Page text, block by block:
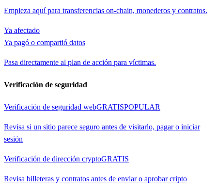
Empieza aquí para transferencias on-chain, monederos y contratos.
Ya afectado
Ya pagó o compartió datos
Pasa directamente al plan de acción para víctimas.
Verificación de seguridad
Verificación de seguridad webGRATISPOPULAR
Revisa si un sitio parece seguro antes de visitarlo, pagar o iniciar
sesión
Verificación de dirección cryptoGRATIS
Revisa billeteras y contratos antes de enviar o aprobar cripto